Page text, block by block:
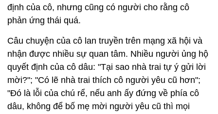
định của cô, nhưng cũng có người cho rằng cô
phản ứng thái quá.
Câu chuyện của cô lan truyền trên mạng xã hội và
nhận được nhiều sự quan tâm. Nhiều người ủng hộ
quyết định của cô dâu: "Tại sao nhà trai tự ý gửi lời
mời?"; "Có lẽ nhà trai thích cô người yêu cũ hơn";
"Đó là lỗi của chú rể, nếu anh ấy đứng về phía cô
dâu, không để bố mẹ mời người yêu cũ thì mọi